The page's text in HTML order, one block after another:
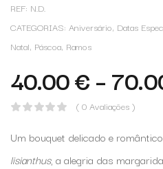
REF: N.D.
CATEGORIAS: Aniversário, Datas
Natal, Páscoa, Ramos
40.00€–
( 0 Avaliações )
Um bouquet delicado e
lisianthus, a alegria das